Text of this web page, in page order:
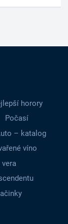
horory
Počasí
– katalog
víno